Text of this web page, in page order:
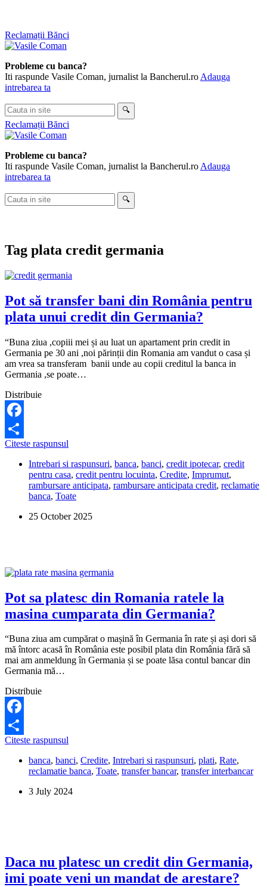
Skip
to
Reclamații Bănci
Probleme cu banca?
Iti raspunde Vasile Coman, jurnalist la Bancherul.ro Adauga
intrebarea ta
Cauta
in
site
🔍
Reclamații Bănci
Probleme cu banca?
Iti raspunde Vasile Coman, jurnalist la Bancherul.ro Adauga
intrebarea ta
Cauta
in
🔍
Tag plata credit germania
Pot să transfer bani din România pentru
plata unui credit din Germania?
“Buna ziua ,copiii mei și au luat un apartament prin credit in
Germania pe 30 ani ,noi părinții din Romania am vandut o casa și
am vrea sa transferam banii unde au copii creditul la banca in
Germania ,se poate…
Distribuie
Facebook
Share
Citeste raspunsul
transfer
bani
din
România
plata
Intrebari si raspunsuri, banca, banci, credit ipotecar, credit
pentru casa, credit pentru locuinta, Credite, Imprumut,
rambursare anticipata, rambursare anticipata credit, reclamatie
banca, Toate
25 October 2025
Pot sa platesc din Romania ratele la
masina cumparata din Germania?
“Buna ziua am cumpărat o mașină în Germania în rate și ași dori să
mă întorc acasă în România este posibil plata din România fără să
mai am anmeldung în Germania și se poate lăsa contul bancar din
Germania mă…
Distribuie
Facebook
Share
Citeste raspunsul
platesc
din
ratele
banca, banci, Credite, Intrebari si raspunsuri, plati, Rate,
reclamatie banca, Toate, transfer bancar, transfer interbancar
3 July 2024
Daca nu platesc un credit din Germania,
imi poate veni un mandat de arestare?